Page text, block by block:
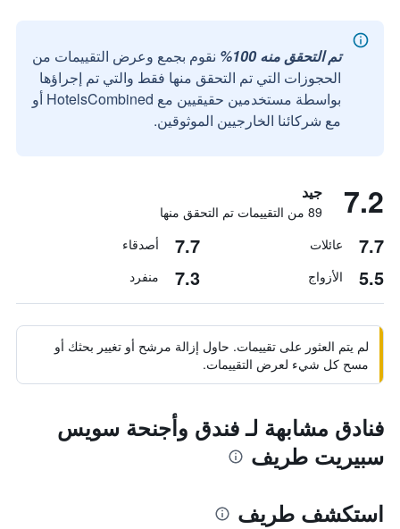
تم التحقق منه 100%
نقوم بجمع وعرض التقييمات من
الحجوزات التي تم التحقق منها فقط والتي تم إجراؤها
بواسطة مستخدمين حقيقيين مع HotelsCombined أو
مع شركائنا الخارجيين الموثوقين.
7.2 جيد
89 من التقييمات تم التحقق منها
7.7 عائلات 7.7 أصدقاء
5.5 الأزواج 7.3 منفرد
لم يتم العثور على تقييمات. حاول إزالة مرشح أو تغيير بحثك أو
مسح كل شيء لعرض التقييمات.
فنادق مشابهة لـ فندق وأجنحة سويس
سبيريت طريف
استكشف طريف‎